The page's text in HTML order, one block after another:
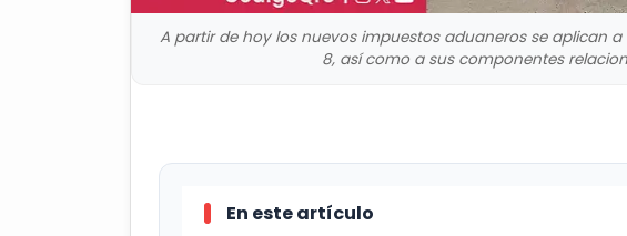
A partir de hoy los nuevos impuestos aduaneros se aplican
8, así como a sus componentes
En este artículo